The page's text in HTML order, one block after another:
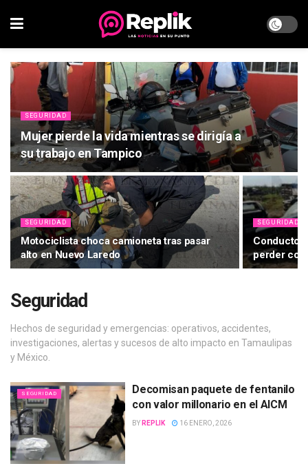
SEGURIDAD
Mujer pierde la vida mientras se dirigía a
su trabajo en Tampico
SEGURIDAD
Motociclista choca camioneta tras pasar
alto en Nuevo Laredo
SEGURIDAD
Conductor
perder
Seguridad
Hechos de seguridad y emergencias: operativos, accidentes,
investigaciones, alertas y sucesos de alto impacto en Tamaulipas
y México.
SEGURIDAD
Decomisan paquete de fentanilo
con valor millonario en el AICM
BY REPLIK 16 ENERO, 2026